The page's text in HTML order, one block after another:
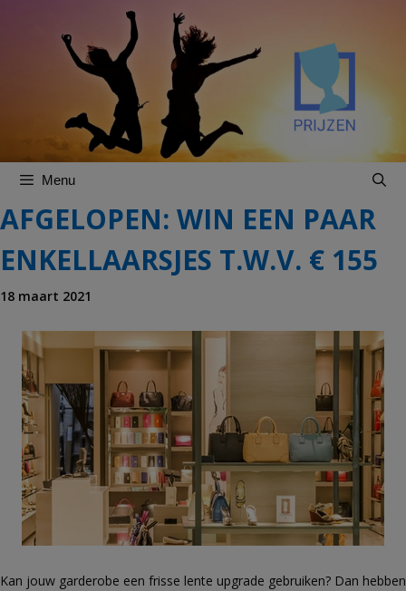
Menu
AFGELOPEN: WIN EEN PAAR
ENKELLAARSJES T.W.V. € 155
18 maart 2021
Kan jouw garderobe een frisse lente upgrade gebruiken? Dan hebben